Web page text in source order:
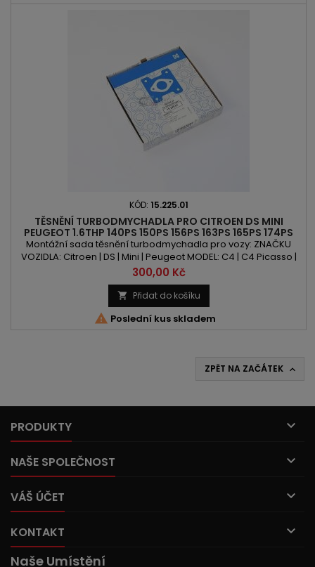
KÓD: 15.225.01
TĚSNĚNÍ TURBODMYCHADLA PRO CITROEN DS MINI
PEUGEOT 1.6THP 140PS 150PS 156PS 163PS 165PS 174PS
175PS 184PS 200PS
Montážní sada těsnění turbodmychadla pro vozy: ZNAČKU
VOZIDLA: Citroen | DS | Mini | Peugeot MODEL: C4 | C4 Picasso |
C4 Spacetourer | DS3 | DS4 | DS5 | Clubman | Cooper |
Coutryman | Paceman | 207 | 208 | 308 | 508 | 3008 | 5008 | RCZ
KÓD MOTORU: 5FR | 5FT | 5FU | 5FV | 5FX | 5FY | 5GY | 5GZ | E96CDT
| EP6CDT | EP6DT | EP6DTS | EP6DTX | EP6FDT | N18B16A...
Cena
300,00 Kč
 Přidat do košíku
 Poslední kus skladem
ZPĚT NA ZAČÁTEK 
PRODUKTY 
NAŠE SPOLEČNOST 
VÁŠ ÚČET 
KONTAKT 
Naše Umístění